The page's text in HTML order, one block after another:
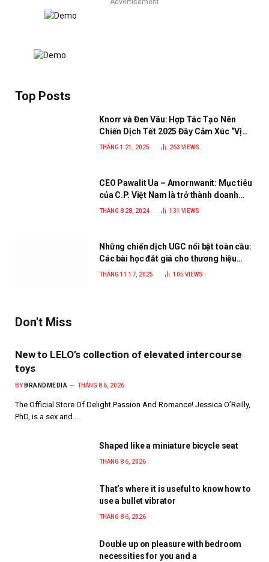
Top Posts
Knorr và Đen Vâu: Hợp Tác Tạo Nên
Chiến Dịch Tết 2025 Đầy Cảm Xúc “Vị
Nhà”
THÁNG 1 21, 2025 263 VIEWS
CEO Pawalit Ua – Amornwanit: Mục tiêu
của C.P. Việt Nam là trở thành doanh
nghiệp xanh, phát triển bền vững
THÁNG 8 28, 2024 131 VIEWS
Những chiến dịch UGC nổi bật toàn cầu:
Các bài học đắt giá cho thương hiệu
năm 2025
THÁNG 11 17, 2025 105 VIEWS
Don't Miss
New to LELO’s collection of elevated intercourse
toys
BY BRANDMEDIA THÁNG 8 6, 2026
The Official Store Of Delight Passion And Romance! Jessica O’Reilly,
PhD, is a sex and…
Shaped like a miniature bicycle seat
THÁNG 8 6, 2026
That’s where it is useful to know how to
use a bullet vibrator
THÁNG 8 6, 2026
Double up on pleasure with bedroom
necessities for you and a